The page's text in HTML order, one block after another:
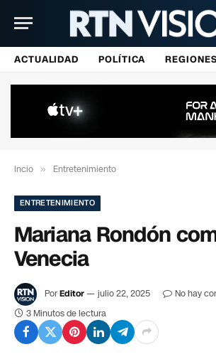
ACTUALIDAD POLÍTICA REGIONES
Incio » Entretenimiento
ENTRETENIMIENTO
Mariana Rondón
Venecia
PorEditor julio 22, 2025
No hay
3 Minutos de lectura